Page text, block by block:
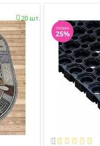
20 шт.

СКИДКА
25%
